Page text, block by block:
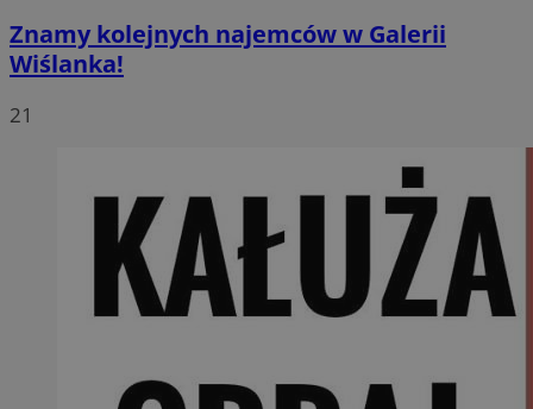
Znamy kolejnych najemców w Galerii
Wiślanka!
21